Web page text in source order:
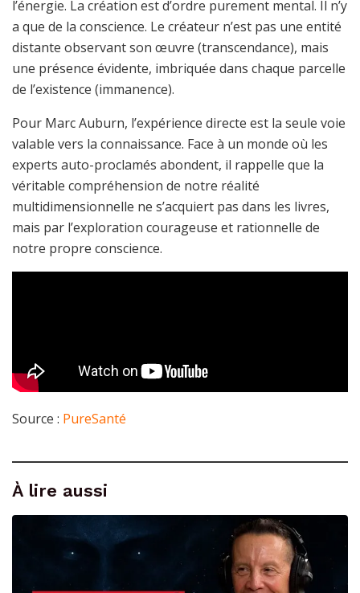
l’énergie. La création est d’ordre purement mental. Il n’y
a que de la conscience. Le créateur n’est pas une entité
distante observant son œuvre (transcendance), mais
une présence évidente, imbriquée dans chaque parcelle
de l’existence (immanence).
Pour Marc Auburn, l’expérience directe est la seule voie
valable vers la connaissance. Face à un monde où les
experts auto-proclamés abondent, il rappelle que la
véritable compréhension de notre réalité
multidimensionnelle ne s’acquiert pas dans les livres,
mais par l’exploration courageuse et rationnelle de
notre propre conscience.
Source : PureSanté
À lire aussi